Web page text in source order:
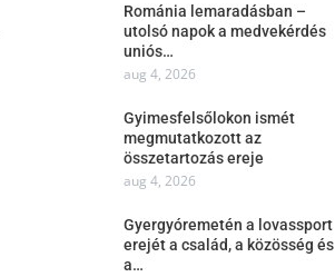
Románia lemaradásban –
utolsó napok a medvekérdés
uniós…
aug 4, 2026
Gyimesfelsőlokon ismét
megmutatkozott az
összetartozás ereje
aug 4, 2026
Gyergyóremetén a lovassport
erejét a család, a közösség és
a…